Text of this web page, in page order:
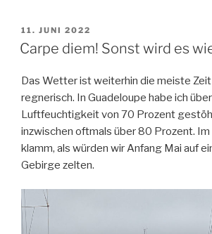
VERÖFFENTLICHT
AM
11. JUNI 2022
Carpe diem! Sonst wird es
Das Wetter ist weiterhin die meiste
regnerisch. In Guadeloupe habe ich
Luftfeuchtigkeit von 70 Prozent
inzwischen oftmals über 80 Prozent.
klamm, als würden wir Anfang Mai auf
Gebirge zelten.